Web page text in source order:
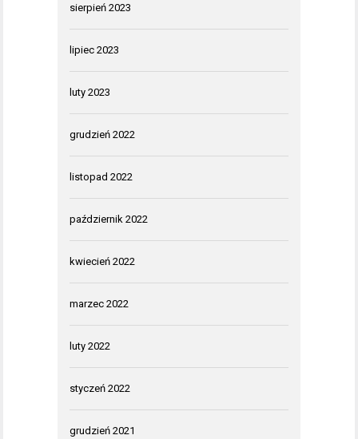
sierpień 2023
lipiec 2023
luty 2023
grudzień 2022
listopad 2022
październik 2022
kwiecień 2022
marzec 2022
luty 2022
styczeń 2022
grudzień 2021